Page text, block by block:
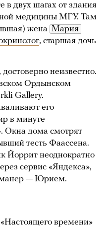
в двух шагах от здания
медицины МГУ. Там
жена Мария
, старшая дочь
неизвестно.
Ордынском
Gallery.
его
в минуте
Окна дома смотрят
тесть Фаассена.
Йоррит неоднократно
сервис «Яндекса»,
манер — Юрием.
времени»